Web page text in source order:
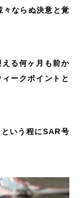
ならぬ決意と覚
る何ヶ月も前か
ークポイントと
という程にSAR号